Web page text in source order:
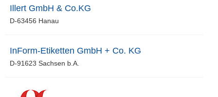
Illert GmbH & Co.KG
D-63456 Hanau
InForm-Etiketten GmbH + Co. KG
D-91623 Sachsen b.A.